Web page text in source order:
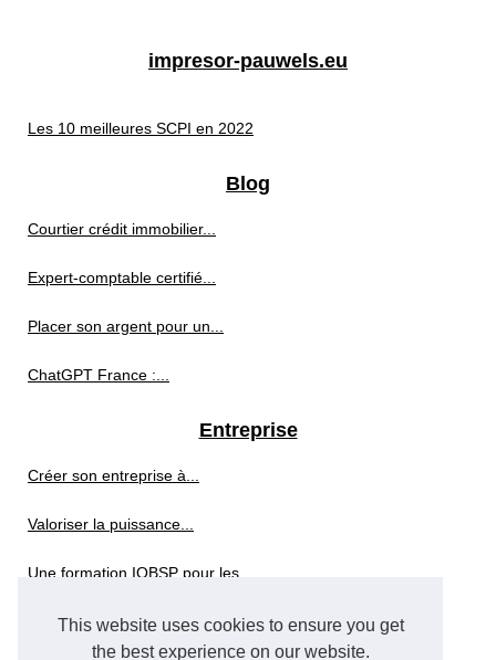
This website uses cookies to ensure you get
the best experience on our website.
impresor-pauwels.eu
Les 10 meilleures SCPI en 2022
Blog
Courtier crédit immobilier...
Expert-comptable certifié...
Placer son argent pour un...
ChatGPT France :...
Entreprise
Créer son entreprise à...
Valoriser la puissance...
Une formation IOBSP pour les...
Rédiger une lettre...